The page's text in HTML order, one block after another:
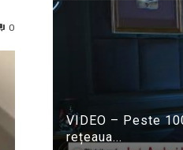
0
VIDEO – Peste
rețeaua...